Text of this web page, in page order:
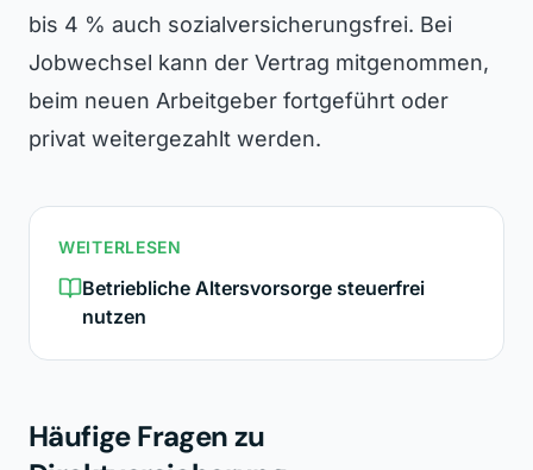
bis 4 % auch sozialversicherungsfrei. Bei
Jobwechsel kann der Vertrag mitgenommen,
beim neuen Arbeitgeber fortgeführt oder
privat weitergezahlt werden.
WEITERLESEN
Betriebliche Altersvorsorge steuerfrei
nutzen
Häufige Fragen zu